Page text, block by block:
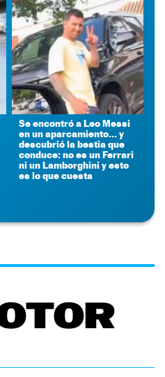
Se encontró a Leo Messi
en un aparcamiento... y
descubrió la bestia que
conduce: no es un Ferrari
ni un Lamborghini y esto
es lo que cuesta